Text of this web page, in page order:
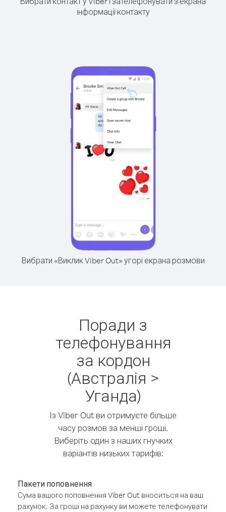
інформації контакту
Вибрати «Виклик Viber Out» угорі екрана розмови
Поради з
телефонування
за кордон
(Австралія >
Уганда)
Із Viber Out ви отримуєте більше
часу розмов за менші гроші.
Виберіть один з наших гнучких
варіантів низьких тарифів:
Пакети поповнення
Сума вашого поповнення Viber Out вноситься на ваш
рахунок. За гроші на рахунку ви можете телефонувати